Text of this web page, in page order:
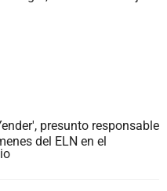
presunto responsable
del ELN en el